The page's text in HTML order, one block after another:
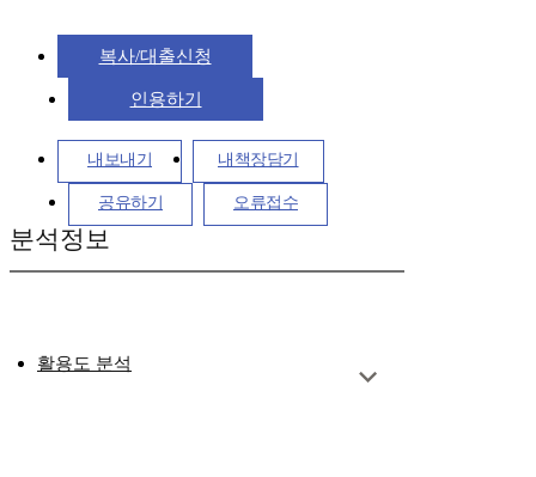
복사/대출신청
인용하기
내보내기 내책장담기
공유하기 오류접수
분석정보
활용도 분석